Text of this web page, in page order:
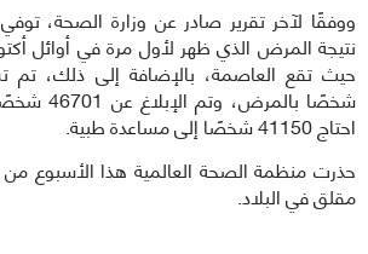
نتيجة المرض الذي ظهر لأول مرة في أوائل
شخصًا
احتاج 41150 شخصًا إلى مساعدة طبية.
حذرت منظمة الصحة العالمية هذا الأسبوع من
مقلق في البلاد.